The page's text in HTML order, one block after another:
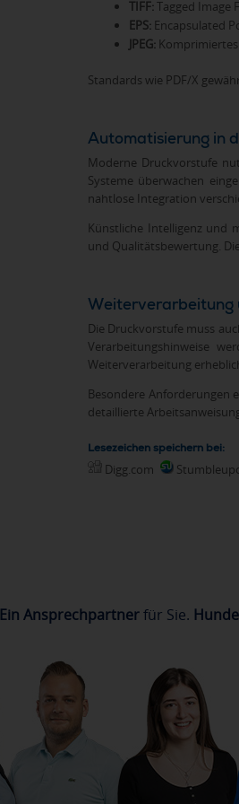
TIFF:Tagged Image
EPS:Encapsulated
JPEG:
Standards wie PDF/X
Automatisierung in
Moderne Druckvorstufe
Systeme überwachen
nahtlose Integration
Künstliche Intelligenz und
und Qualitätsbewertung.
Weiterverarbeitung
Die Druckvorstufe muss
Verarbeitungshinweise
Weiterverarbeitung
Besondere Anforderungen
detaillierte
Lesezeichen speichern bei:
Digg.com
Ein Ansprechpartnerfür Sie.